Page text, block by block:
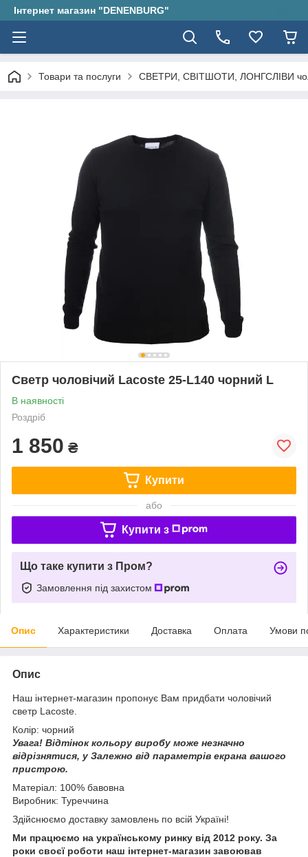
Інтернет магазин "DENENBURG"
Товари та послуги СВЕТРИ, СВІТШОТИ, ЛОНГСЛІВИ
Светр чоловічий Lacoste 25-L140 чорний L
В наявності
Роздріб
1 850 ₴
Купити
або
Купити з
Що таке купити з Пром?
Замовлення під захистом
Опис Характеристики Доставка Оплата Умови
Опис
Наш інтернет-магазин пропонує Вам придбати чоловічий
светр Lacoste.
Колір: чорний
Увага! Відтінок кольору виробу може незначно
відрізнятися, у Залежно від параметрів екрана вашого
пристрою.
Матеріал: 100% бавовна
Виробник: Туреччина
Здійснюємо доставку замовлень по всій Україні!
Ми працюємо на українському ринку від 2012 року. За
роки своєї роботи наш інтернет-магазин завоював